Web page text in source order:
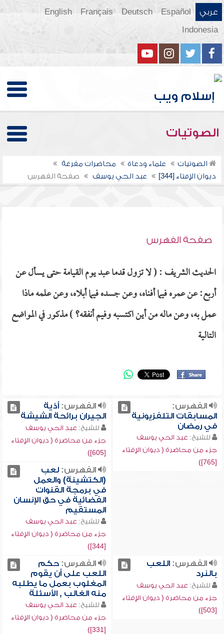
عربي Español
Deutsch
Français
English
Indonesia
الصوتيات
الصوتيات علماء ودعاة
محاضرات مفرغة
ديوان الإفتاء [344]
عبد الحي يوسف صفحة الفهرس
صفحة الفهرس
الحديث الشريف : ( لا تزول قدما عبد يوم القيامة حتى يسأل عن
أربع: عن عمره فيما أفناه، وعن جسده فيما أبلاه، وعن علمه ماذا
عمل به، وعن ماله من أين اكتسبه وفيم أنفقه؟ ) مذكور في المواضع
التالية
الفهرس:
المسابقات التلفزيونية
في رمضان
للشيخ: عبد الحي يوسف
جزء من محاضرة ( ديوان الإفتاء
[765])
الفهرس:أذية
الجيران برائحة الشيشة
للشيخ: عبد الحي يوسف
جزء من محاضرة ( ديوان الإفتاء
[605])
الفهرس:لعب
(الكتشينة) والعمل
في برمجة القنوات
الفضائية في حق الإنسان
المستقيم
للشيخ: عبد الحي يوسف
جزء من محاضرة ( ديوان الإفتاء
[344])
الفهرس:اللعب
بالنرد
للشيخ: عبد الحي يوسف
جزء من محاضرة ( ديوان الإفتاء
[503])
الفهرس:حكم
اللعب على أن يقوم
المغلوب بعمل ما يطلبه
منه الغالب , الأسئلة
للشيخ: عبد الحي يوسف
جزء من محاضرة ( ديوان الإفتاء
[331])